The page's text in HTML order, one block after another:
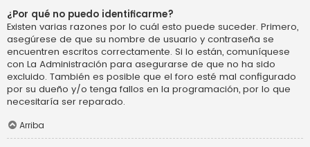
¿Por qué no puedo identificarme?
Existen varias razones por lo cuál esto puede suceder. Primero,
asegúrese de que su nombre de usuario y contraseña se
encuentren escritos correctamente. Si lo están, comuníquese
con La Administración para asegurarse de que no ha sido
excluido. También es posible que el foro esté mal configurado
por su dueño y/o tenga fallos en la programación, por lo que
necesitaría ser reparado.
Arriba